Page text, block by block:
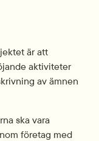
är att
aktiviteter
av ämnen
ska vara
företag med